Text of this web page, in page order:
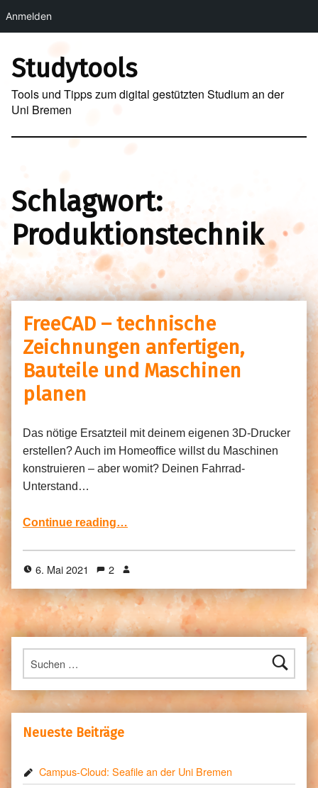
Anmelden
Skip to main navigation
Skip to main content
Skip to footer
Studytools
Tools und Tipps zum digital gestützten Studium an der
Uni Bremen
Schlagwort:
Produktionstechnik
FreeCAD – technische
Zeichnungen anfertigen,
Bauteile und Maschinen
planen
Das nötige Ersatzteil mit deinem eigenen 3D-Drucker
erstellen? Auch im Homeoffice willst du Maschinen
konstruieren – aber womit? Deinen Fahrrad-
Unterstand…
Continue reading…
6. Mai 2021 2
Suchen nach:
Neueste Beiträge
Campus-Cloud: Seafile an der Uni Bremen